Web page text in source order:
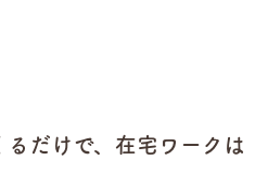
るだけで、在宅ワークは